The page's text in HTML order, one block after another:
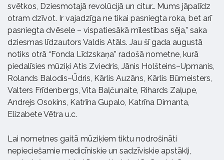
svētkos, Dziesmotajā revolūcijā un citur… Mums jāpalīdz
otram dzīvot. Ir vajadzīga ne tikai pasniegta roka, bet arī
pasniegta dvēsele – vispatiesākā mīlestības sēja,” saka
dziesmas līdzautors Valdis Atāls. Jau šī gada augustā
notiks otrā “Fonda Līdzskaņa” radošā nometne, kurā
piedalīsies mūziķi Atis Zviedris, Jānis Holšteins–Upmanis,
Rolands Balodis–Ūdris, Kārlis Auzāns, Kārlis Būmeisters,
Valters Frīdenbergs, Vita Baļčunaite, Rihards Zaļupe,
Andrejs Osokins, Katrīna Gupalo, Katrīna Dimanta,
Elizabete Vētra u.c.
Lai nometnes gaitā mūziķiem tiktu nodrošināti
nepieciešamie medicīniskie un sadzīviskie apstākļi,